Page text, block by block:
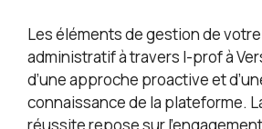
Les éléments de gestion de
administratif à travers I-prof à
d’une approche proactive et
connaissance de la plateforme.